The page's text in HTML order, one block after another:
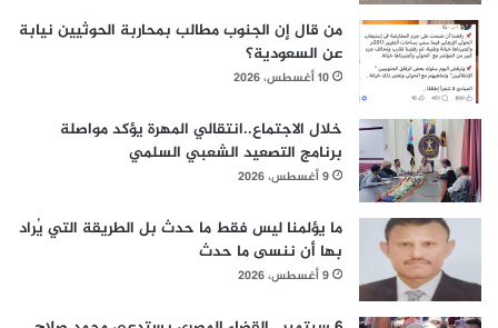
من قال إن الجنوب مطالب بمحاربة الحوثيين نيابة
عن السعودية؟
10 أغسطس، 2026
خلال الاجتماع..انتقالي المهرة يؤكد مواصلة
برنامج التصعيد الشعبي السلمي
9 أغسطس، 2026
ما يؤلمنا ليس فقط ما حدث بل الطريقة التي يُراد
بها أن ننسى ما حدث
9 أغسطس، 2026